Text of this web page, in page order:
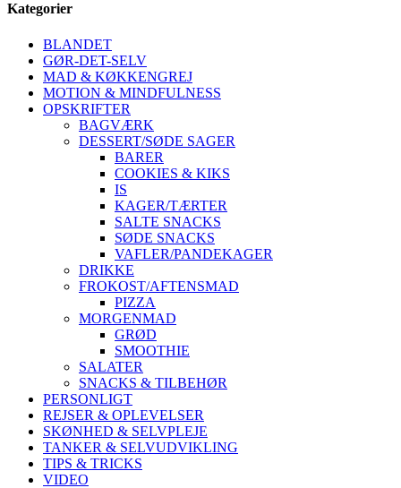
Kategorier
BLANDET
GØR-DET-SELV
MAD & KØKKENGREJ
MOTION & MINDFULNESS
OPSKRIFTER
BAGVÆRK
DESSERT/SØDE SAGER
BARER
COOKIES & KIKS
IS
KAGER/TÆRTER
SALTE SNACKS
SØDE SNACKS
VAFLER/PANDEKAGER
DRIKKE
FROKOST/AFTENSMAD
PIZZA
MORGENMAD
GRØD
SMOOTHIE
SALATER
SNACKS & TILBEHØR
PERSONLIGT
REJSER & OPLEVELSER
SKØNHED & SELVPLEJE
TANKER & SELVUDVIKLING
TIPS & TRICKS
VIDEO